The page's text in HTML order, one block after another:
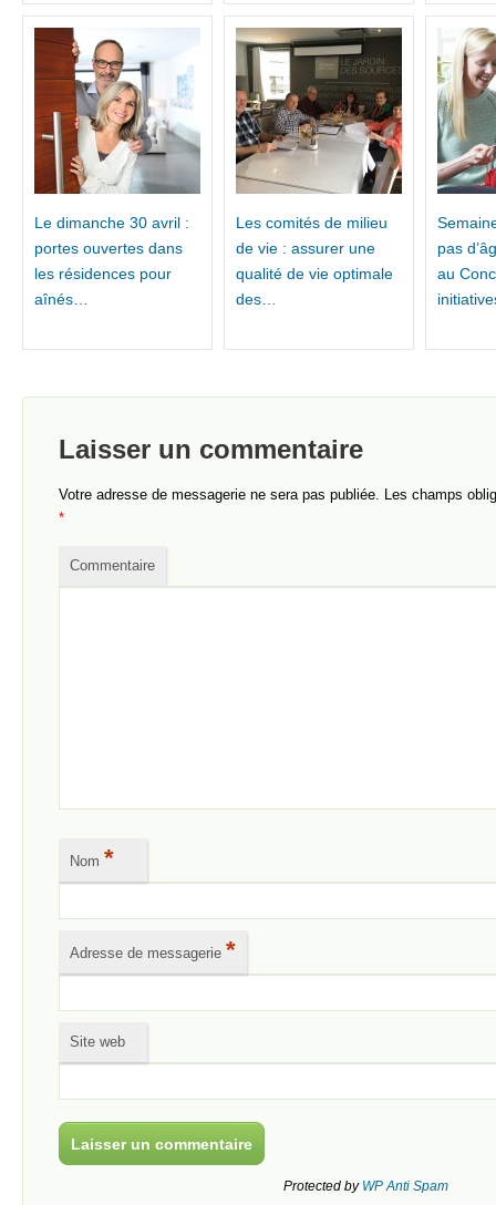
Le dimanche 30 avril :
portes ouvertes dans
les résidences pour
aînés…
Les comités de milieu
de vie : assurer une
qualité de vie optimale
des…
pas
au
Laisser un commentaire
Votre adresse de messagerie ne sera pas publiée. Les champs
*
Commentaire
Nom *
Adresse de messagerie *
Site web
Protected by WP Anti Spam